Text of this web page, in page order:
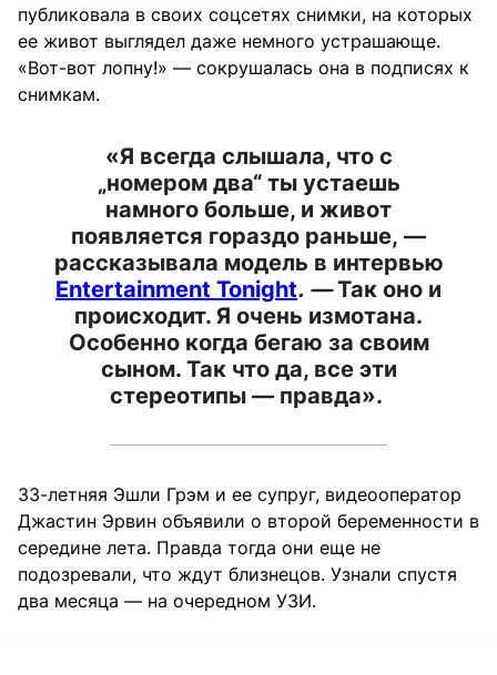
публиковала в своих соцсетях снимки, на которых
ее живот выглядел даже немного устрашающе.
«Вот-вот лопну!» — сокрушалась она в подписях к
снимкам.
«Я всегда слышала, что с
„номером два“ ты устаешь
намного больше, и живот
появляется гораздо раньше, —
рассказывала модель в интервью
Entertainment Tonight. —Так оно и
происходит. Я очень измотана.
Особенно когда бегаю за своим
сыном. Так что да, все эти
стереотипы — правда».
33-летняя Эшли Грэм и ее супруг, видеооператор
Джастин Эрвин объявили о второй беременности в
середине лета. Правда тогда они еще не
подозревали, что ждут близнецов. Узнали спустя
два месяца — на очередном УЗИ.